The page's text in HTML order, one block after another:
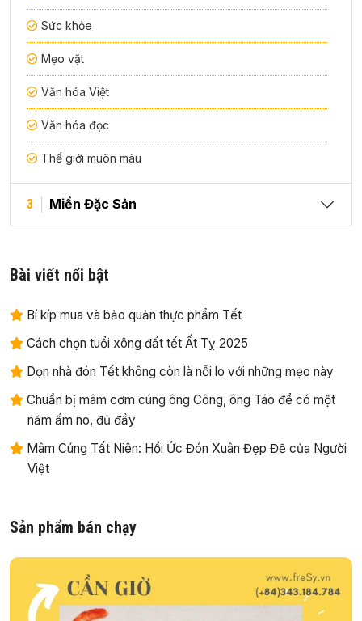
Sức khỏe
Mẹo vặt
Văn hóa Việt
Văn hóa đọc
Thế giới muôn màu
3 Miền Đặc Sản
Bài viết nổi bật
Bí kíp mua và bảo quản thực phẩm Tết
Cách chọn tuổi xông đất tết Ất Tỵ 2025
Dọn nhà đón Tết không còn là nỗi lo với những mẹo này
Chuẩn bị mâm cơm cúng ông Công, ông Táo để có một
năm ấm no, đủ đầy
Mâm Cúng Tất Niên: Hồi Ức Đón Xuân Đẹp Đẽ của Người
Việt
Sản phẩm bán chạy